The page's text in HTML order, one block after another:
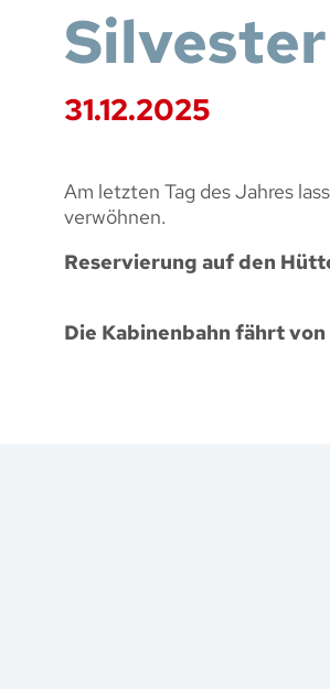
31.12.2025
Am letzten Tag des Jahres
verwöhnen.
Reservierung auf den
Die Kabinenbahn fährt von